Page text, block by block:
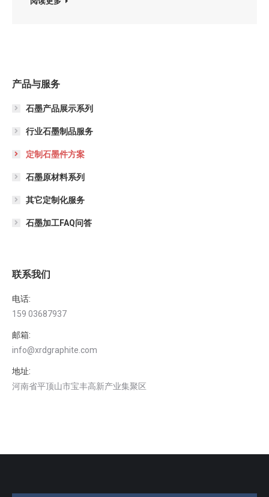
产品与服务
石墨产品展示系列
行业石墨制品服务
定制石墨件方案
石墨原材料系列
其它定制化服务
石墨加工FAQ问答
联系我们
电话:
159 03687937
邮箱:
info@xrdgraphite.com
地址:
河南省平顶山市宝丰高新产业集聚区